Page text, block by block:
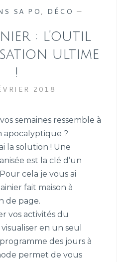
SA PO , DÉCO —
: l’outil
ultime
!
2018
semaines ressemble à
apocalyptique ?
la solution ! Une
est la clé d’un
cela je vous ai
fait maison à
de page.
vos activités du
en un seul
des jours à
permet de vous